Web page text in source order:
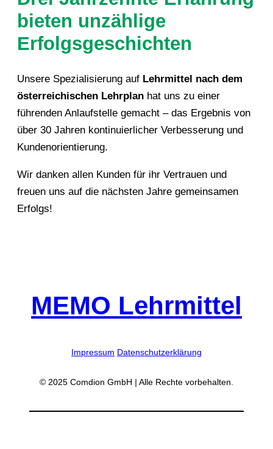
bieten unzählige
Erfolgsgeschichten
Unsere Spezialisierung auf Lehrmittel nach dem
österreichischen Lehrplan hat uns zu einer
führenden Anlaufstelle gemacht – das Ergebnis von
über 30 Jahren kontinuierlicher Verbesserung und
Kundenorientierung.
Wir danken allen Kunden für ihr Vertrauen und
freuen uns auf die nächsten Jahre gemeinsamen
Erfolgs!
MEMO Lehrmittel
Impressum Datenschutzerklärung
© 2025 Comdion GmbH | Alle Rechte vorbehalten.